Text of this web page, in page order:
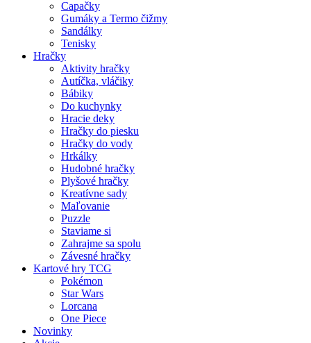
Capačky
Gumáky a Termo čižmy
Sandálky
Tenisky
Hračky
Aktivity hračky
Autíčka, vláčiky
Bábiky
Do kuchynky
Hracie deky
Hračky do piesku
Hračky do vody
Hrkálky
Hudobné hračky
Plyšové hračky
Kreatívne sady
Maľovanie
Puzzle
Staviame si
Zahrajme sa spolu
Závesné hračky
Kartové hry TCG
Pokémon
Star Wars
Lorcana
One Piece
Novinky